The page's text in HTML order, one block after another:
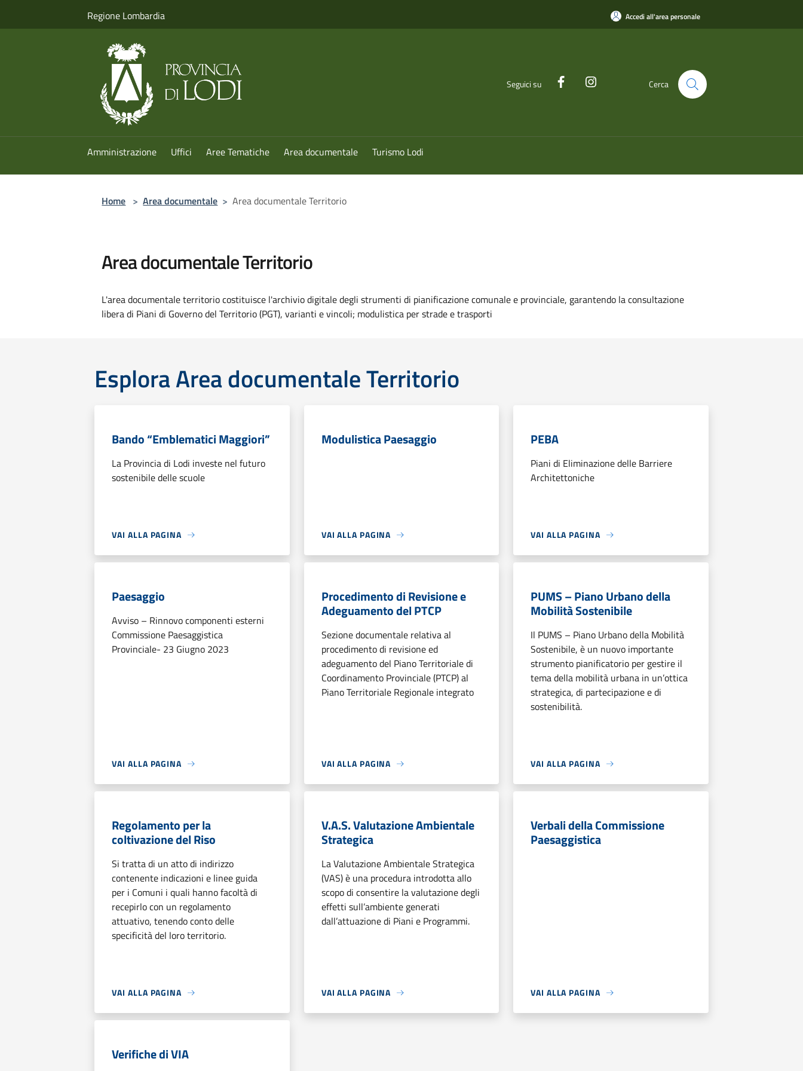
Regione Lombardia Accedi all'area personale
Seguici su Cerca
Amministrazione Uffici Aree Tematiche Area documentale Turismo Lodi
Home > Area documentale > Area documentale Territorio
Area documentale Territorio
L'area documentale territorio costituisce l'archivio digitale degli strumenti di pianificazione comunale e provinciale, garantendo la consultazione
libera di Piani di Governo del Territorio (PGT), varianti e vincoli; modulistica per strade e trasporti
Esplora Area documentale Territorio
Bando “Emblematici Maggiori”
La Provincia di Lodi investe nel futuro
sostenibile delle scuole
VAI ALLA PAGINA
Modulistica Paesaggio
VAI ALLA PAGINA
PEBA
Piani di Eliminazione delle Barriere
Architettoniche
VAI ALLA PAGINA
Paesaggio
Avviso – Rinnovo componenti esterni
Commissione Paesaggistica
Provinciale- 23 Giugno 2023
VAI ALLA PAGINA
Procedimento di Revisione e
Adeguamento del PTCP
Sezione documentale relativa al
procedimento di revisione ed
adeguamento del Piano Territoriale di
Coordinamento Provinciale (PTCP) al
Piano Territoriale Regionale integrato
VAI ALLA PAGINA
PUMS – Piano Urbano della
Mobilità Sostenibile
Il PUMS – Piano Urbano della Mobilità
Sostenibile, è un nuovo importante
strumento pianificatorio per gestire il
tema della mobilità urbana in un’ottica
strategica, di partecipazione e di
sostenibilità.
VAI ALLA PAGINA
Regolamento per la
coltivazione del Riso
Si tratta di un atto di indirizzo
contenente indicazioni e linee guida
per i Comuni i quali hanno facoltà di
recepirlo con un regolamento
attuativo, tenendo conto delle
specificità del loro territorio.
VAI ALLA PAGINA
V.A.S. Valutazione Ambientale
Strategica
La Valutazione Ambientale Strategica
(VAS) è una procedura introdotta allo
scopo di consentire la valutazione degli
effetti sull’ambiente generati
dall’attuazione di Piani e Programmi.
VAI ALLA PAGINA
Verbali della Commissione
Paesaggistica
VAI ALLA PAGINA
Verifiche di VIA